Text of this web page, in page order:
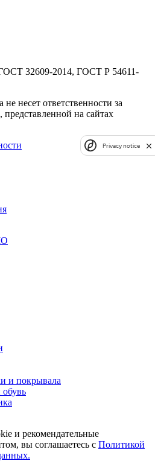
32609-2014, ГОСТ Р 54611-
несет ответственности за
на сайтах
и покрывала
обувь
и рекомендательные
вы соглашаетесь с Политикой
Privacy notice